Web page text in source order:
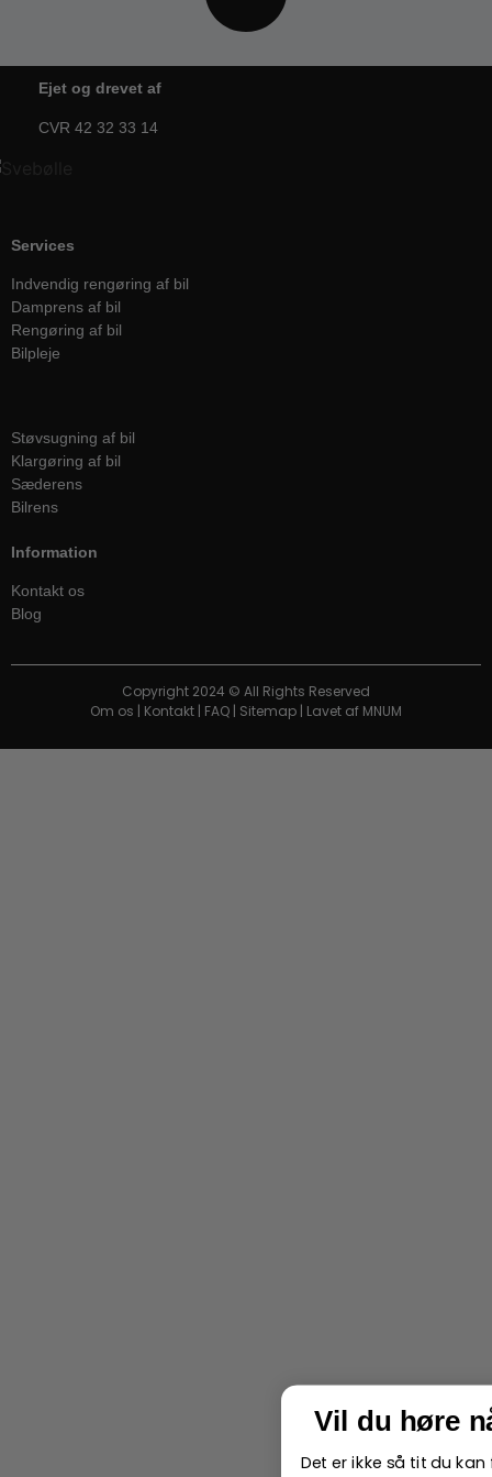
Ejet og drevet af
CVR 42 32 33 14
Services
Indvendig rengøring af bil
Damprens af bil
Rengøring af bil
Bilpleje
Støvsugning af bil
Klargøring af bil
Sæderens
Bilrens
Information
Kontakt os
Blog
Copyright 2024 © All Rights Reserved
Om os | Kontakt | FAQ | Sitemap | Lavet af MNUM
Vil du høre
Det er ikke så tit du